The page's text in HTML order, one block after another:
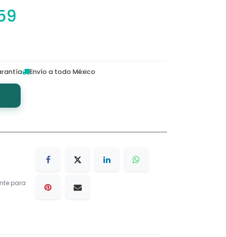
Envío a todo México
para